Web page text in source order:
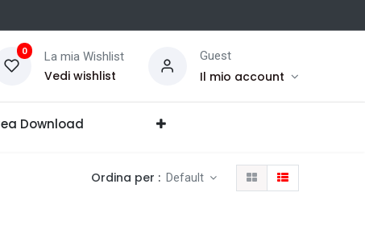
0 La mia Wishlist
Vedi wishlist
Guest
Il mio account
Download
Ordina per : Default